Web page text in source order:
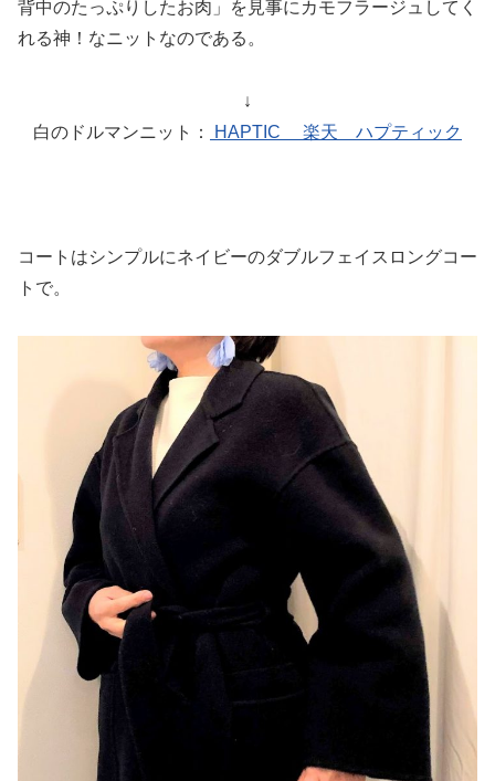
背中のたっぷりしたお肉」を見事にカモフラージュしてく
れる神！なニットなのである。
↓
白のドルマンニット：
HAPTIC 楽天 ハプティック
コートはシンプルにネイビーのダブルフェイスロングコー
トで。